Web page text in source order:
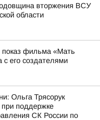
вторжения ВСУ
области
показ фильма «Мать
с его создателями
Ольга Трясорук
при поддержке
СК России по